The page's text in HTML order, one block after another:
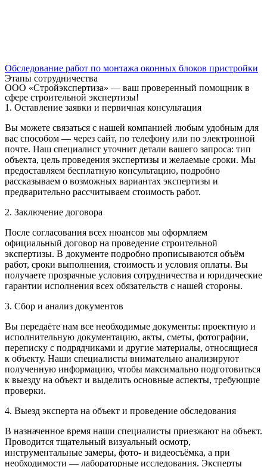
Обследование работ по монтажа оконных блоков пристройки
Этапы сотрудничества
ООО «Стройэкспертиза» — ваш проверенный помощник в
сфере строительной экспертизы!
1. Оставление заявки и первичная консультация
Вы можете связаться с нашей компанией любым удобным для
вас способом — через сайт, по телефону или по электронной
почте. Наш специалист уточнит детали вашего запроса: тип
объекта, цель проведения экспертизы и желаемые сроки. Мы
предоставляем бесплатную консультацию, подробно
рассказываем о возможных вариантах экспертизы и
предварительно рассчитываем стоимость работ.
2. Заключение договора
После согласования всех нюансов мы оформляем
официальный договор на проведение строительной
экспертизы. В документе подробно прописываются объём
работ, сроки выполнения, стоимость и условия оплаты. Вы
получаете прозрачные условия сотрудничества и юридические
гарантии исполнения всех обязательств с нашей стороны.
3. Сбор и анализ документов
Вы передаёте нам все необходимые документы: проектную и
исполнительную документацию, акты, сметы, фотографии,
переписку с подрядчиками и другие материалы, относящиеся
к объекту. Наши специалисты внимательно анализируют
полученную информацию, чтобы максимально подготовиться
к выезду на объект и выделить основные аспекты, требующие
проверки.
4. Выезд эксперта на объект и проведение обследования
В назначенное время наши специалисты приезжают на объект.
Проводится тщательный визуальный осмотр,
инструментальные замеры, фото- и видеосъёмка, а при
необходимости — лабораторные исследования. Эксперты